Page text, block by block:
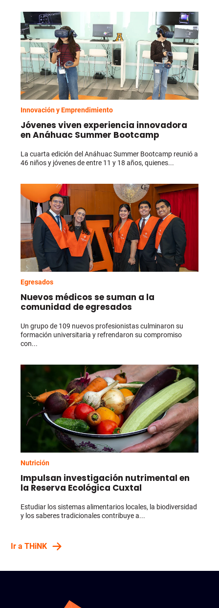
Innovación y Emprendimiento
Jóvenes viven experiencia innovadora
en Anáhuac Summer Bootcamp
La cuarta edición del Anáhuac Summer Bootcamp reunió a
46 niños y jóvenes de entre 11 y 18 años, quienes...
Egresados
Nuevos médicos se suman a la
comunidad de egresados
Un grupo de 109 nuevos profesionistas culminaron su
formación universitaria y refrendaron su compromiso
con...
Nutrición
Impulsan investigación nutrimental en
la Reserva Ecológica Cuxtal
Estudiar los sistemas alimentarios locales, la biodiversidad
y los saberes tradicionales contribuye a...
Ir a THiNK